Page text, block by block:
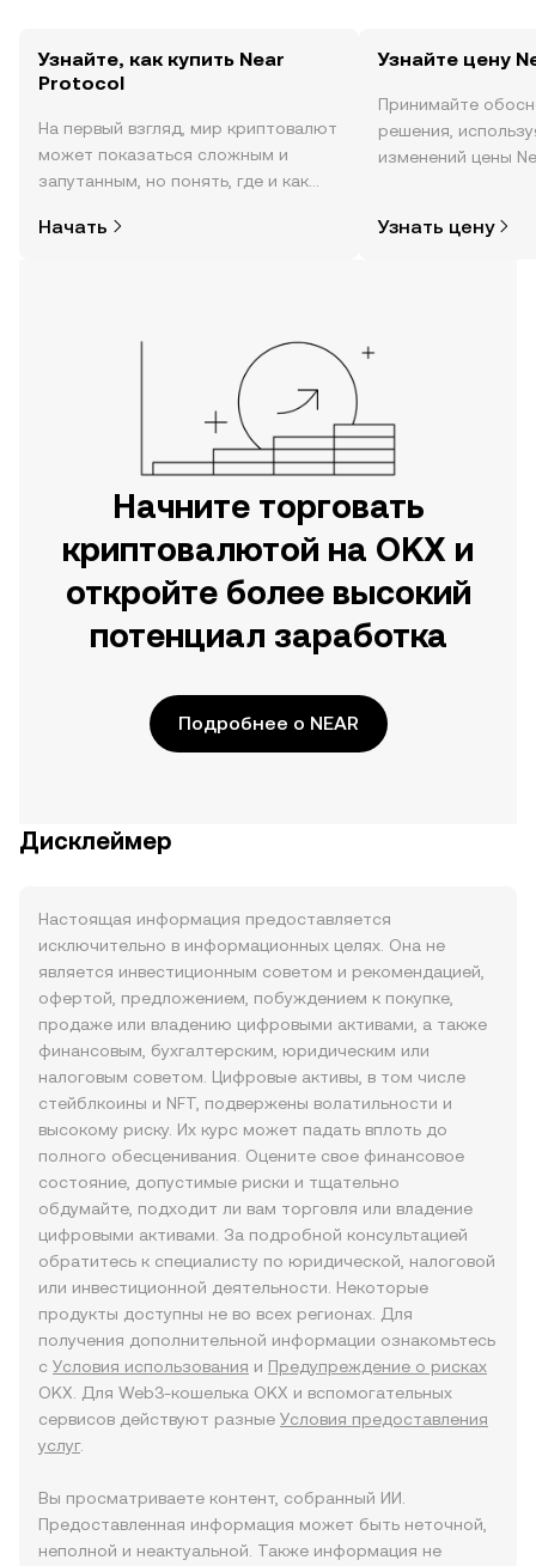
Узнайте, как купить Near
Protocol
На первый взгляд, мир криптовалют
может показаться сложным и
запутанным, но понять, где и как
так сложно. Начните исследовать
Начать
Узнайте цену
Принимайте
решения,
изменений цены
новости и многое
Узнать цену
Начните торговать
криптовалютой на OKX и
откройте более высокий
потенциал заработка
Подробнее о NEAR
Дисклеймер
Настоящая информация предоставляется
исключительно в информационных целях. Она не
является инвестиционным советом и рекомендацией,
офертой, предложением, побуждением к покупке,
продаже или владению цифровыми активами, а также
финансовым, бухгалтерским, юридическим или
налоговым советом. Цифровые активы, в том числе
стейблкоины и NFT, подвержены волатильности и
высокому риску. Их курс может падать вплоть до
полного обесценивания. Оцените свое финансовое
состояние, допустимые риски и тщательно
обдумайте, подходит ли вам торговля или владение
цифровыми активами. За подробной консультацией
обратитесь к специалисту по юридической, налоговой
или инвестиционной деятельности. Некоторые
продукты доступны не во всех регионах. Для
получения дополнительной информации ознакомьтесь
с Условия использования и Предупреждение о рисках
OKX. Для Web3-кошелька OKX и вспомогательных
сервисов действуют разные Условия предоставления
услуг.
Вы просматриваете контент, собранный ИИ.
Предоставленная информация может быть неточной,
неполной и неактуальной. Также информация не